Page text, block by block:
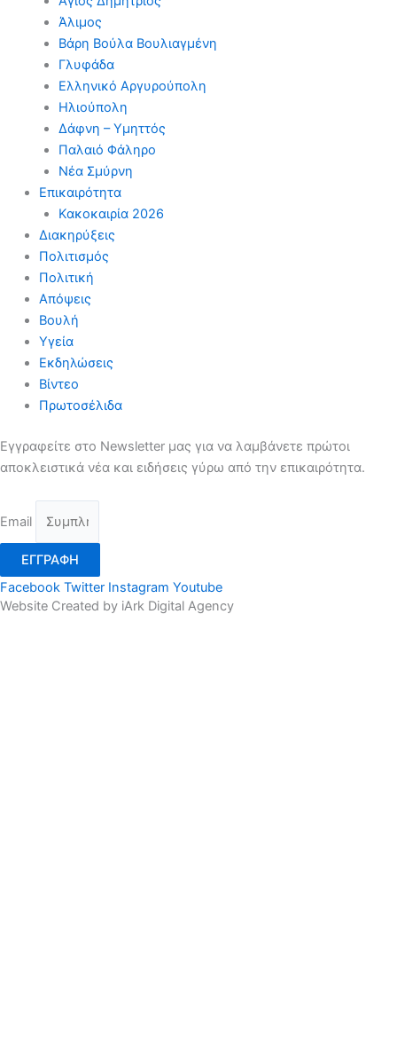
Άλιμος
Βάρη Βούλα Βουλιαγμένη
Γλυφάδα
Ελληνικό Αργυρούπολη
Ηλιούπολη
Δάφνη – Υμηττός
Παλαιό Φάληρο
Νέα Σμύρνη
Επικαιρότητα
Κακοκαιρία 2026
Διακηρύξεις
Πολιτισμός
Πολιτική
Απόψεις
Βουλή
Υγεία
Εκδηλώσεις
Βίντεο
Πρωτοσέλιδα
Εγγραφείτε στο Newsletter μας για να λαμβάνετε πρώτοι
αποκλειστικά νέα και ειδήσεις γύρω από την επικαιρότητα.
Email
ΕΓΓΡΑΦΗ
Facebook Twitter Instagram Youtube
Website Created by iArk Digital Agency